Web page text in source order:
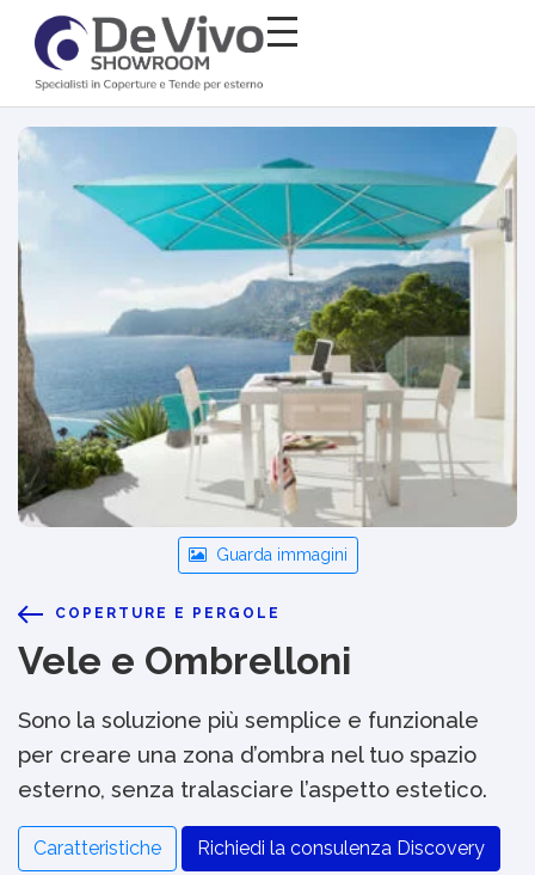
Guarda immagini
COPERTURE E PERGOLE
Vele e Ombrelloni
Sono la soluzione più semplice e funzionale
per creare una zona d’ombra nel tuo spazio
esterno, senza tralasciare l’aspetto estetico.
Caratteristiche Richiedi la consulenza Discovery